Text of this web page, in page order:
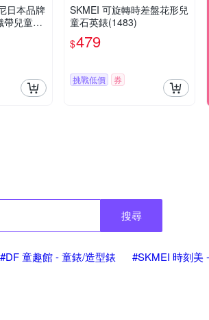
日本品牌
帶兒童手
SKMEI 可旋轉時差盤花形兒
童石英錶(1483)
$479
挑戰低價 券
搜尋
#DF 童趣館 - 童錶/造型錶 #SKMEI 時刻美